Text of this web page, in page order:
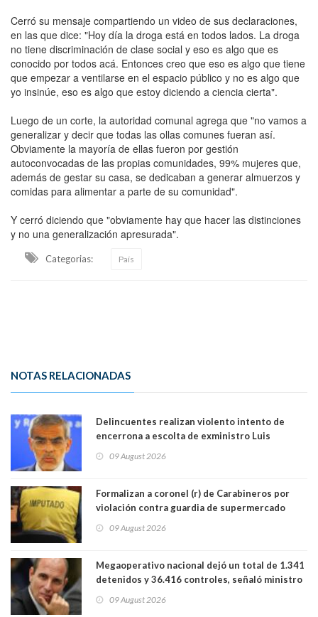
Cerró su mensaje compartiendo un video de sus declaraciones,
en las que dice: "Hoy día la droga está en todos lados. La droga
no tiene discriminación de clase social y eso es algo que es
conocido por todos acá. Entonces creo que eso es algo que tiene
que empezar a ventilarse en el espacio público y no es algo que
yo insinúe, eso es algo que estoy diciendo a ciencia cierta".
Luego de un corte, la autoridad comunal agrega que "no vamos a
generalizar y decir que todas las ollas comunes fueran así.
Obviamente la mayoría de ellas fueron por gestión
autoconvocadas de las propias comunidades, 99% mujeres que,
además de gestar su casa, se dedicaban a generar almuerzos y
comidas para alimentar a parte de su comunidad".
Y cerró diciendo que "obviamente hay que hacer las distinciones
y no una generalización apresurada".
Categorias: País
NOTAS RELACIONADAS
Delincuentes realizan violento intento de
encerrona a escolta de exministro Luis
Lo Espejo
09 August 2026
Formalizan a coronel (r) de Carabineros por
violación contra guardia de supermercado
09 August 2026
Megaoperativo nacional dejó un total de 1.341
detenidos y 36.416 controles, señaló ministro
09 August 2026